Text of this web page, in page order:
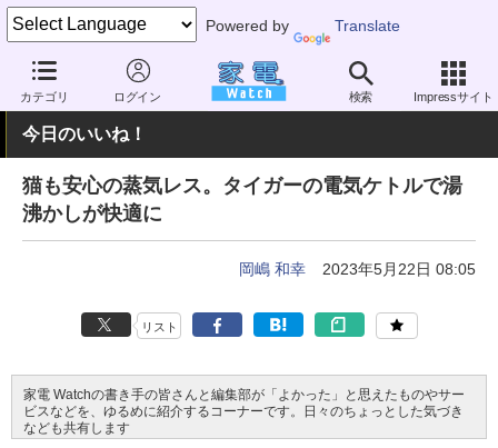
Powered by Translate
カテゴリ ログイン 検索 Impressサイト
家電 Watch 生活家電 キッチン家電 電気ケトル
今日のいいね！
猫も安心の蒸気レス。タイガーの電気ケトルで湯
沸かしが快適に
岡嶋 和幸 2023年5月22日 08:05
リスト
家電 Watchの書き手の皆さんと編集部が「よかった」と思えたものやサー
ビスなどを、ゆるめに紹介するコーナーです。日々のちょっとした気づき
なども共有します